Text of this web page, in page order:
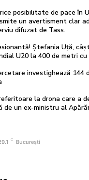
posibilitate de pace în
un avertisment clar
difuzat de Tass.
Ștefania Uță,
U20 la 400 de metri
investighează 144
la drona care a
de un ex-ministru al
C București